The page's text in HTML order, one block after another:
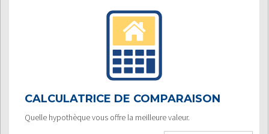
CALCULATRICE DE COMPARAISON
Quelle hypothèque vous offre la meilleure valeur.